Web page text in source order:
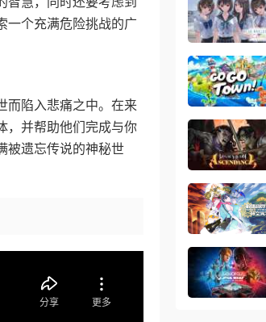
一个充满危险挑战的广
陷入悲痛之中。在来
，并帮助他们完成与你
被遗忘传说的神秘世